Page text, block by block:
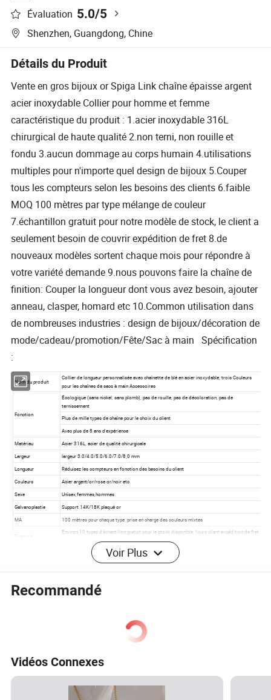
Évaluation 5.0/5
Shenzhen, Guangdong, Chine
Détails du Produit
Vente en gros bijoux or Spiga Link chaîne épaisse argent
acier inoxydable Collier pour homme et femme
caractéristique du produit : 1.acier inoxydable 316L
chirurgical de haute qualité 2.non terni, non rouille et
fondu 3.aucun dommage au corps humain 4.utilisations
multiples pour n'importe quel design de bijoux 5.Couper
tous les compteurs selon les besoins des clients 6.faible
MOQ 100 mètres par type mélange de couleur
7.échantillon gratuit pour notre modèle de stock, le client a
seulement besoin de couvrir expédition de fret 8.de
nouveaux modèles sortent chaque mois pour répondre à
votre variété demande 9.nous pouvons faire la chaîne de
finition: Couper la longueur dont vous avez besoin, ajouter
anneau, clasper, homard etc 10.Common utilisation dans
de nombreuses industries : design de bijoux/décoration de
mode/cadeau/promotion/Fête/Sac à main Spécification
:
Voir Plus
Recommandé
Vidéos Connexes